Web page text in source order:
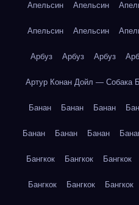
Апельсин Апельсин
Апельсин Апельсин
Арбуз Арбуз Арбуз
Артур Конан Дойл — Собака
Банан Банан Банан
Банан Банан Банан
Бангкок Бангкок Бангкок
Бангкок Бангкок Бангкок